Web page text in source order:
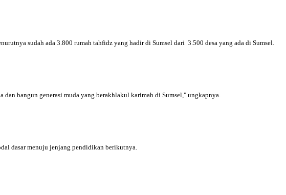
sudah ada 3.800 rumah tahfidz yang hadir di Sumsel dari 3.500 desa yang ada di Sumsel.
bangun generasi muda yang berakhlakul karimah di Sumsel," ungkapnya.
dasar menuju jenjang pendidikan berikutnya.